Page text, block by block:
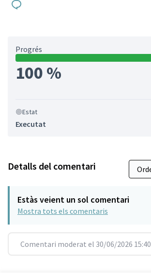
Progrés
100 %
Estat
Executat
Detalls del comentari
Estàs veient un sol comentari
Mostra tots els comentaris
Comentari moderat el 30/06/2026 15:40